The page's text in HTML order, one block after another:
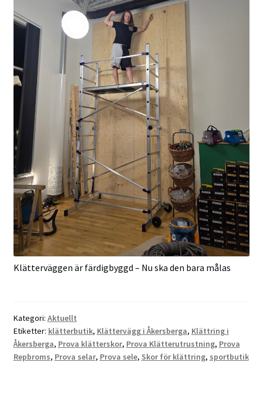
Klätterväggen är färdigbyggd – Nu ska den bara målas
Kategori: Aktuellt
Etiketter: klätterbutik, Klättervägg i Åkersberga, Klättring i
Åkersberga, Prova klätterskor, Prova Klätterutrustning, Prova
Repbroms, Prova selar, Prova sele, Skor för klättring, sportbutik